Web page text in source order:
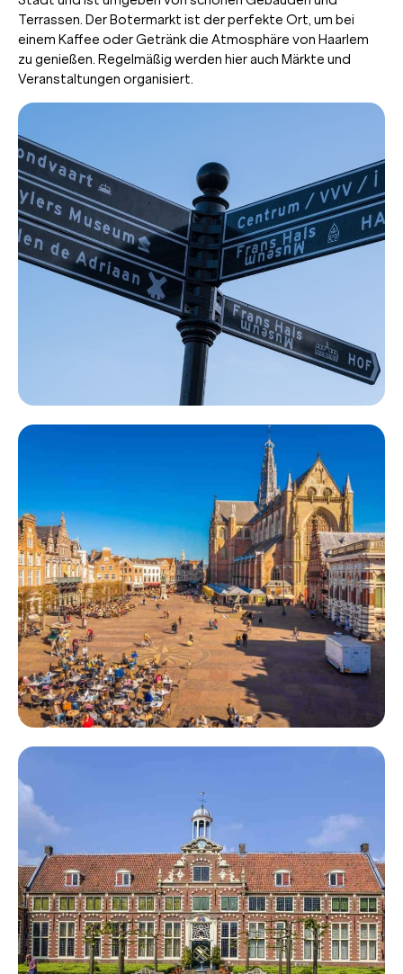
Terrassen. Der Botermarkt ist der perfekte Ort, um bei
einem Kaffee oder Getränk die Atmosphäre von Haarlem
zu genießen. Regelmäßig werden hier auch Märkte und
Veranstaltungen organisiert.